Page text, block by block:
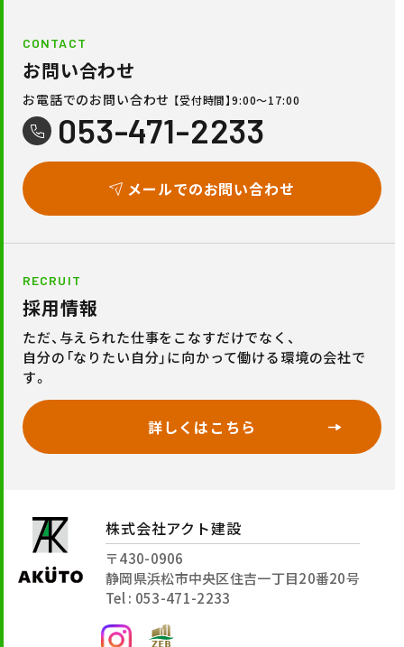
CONTACT
お問い合わせ
お電話でのお問い合わせ 【受付時間】9:00〜17:00
053-471-2233
メールでのお問い合わせ
RECRUIT
採用情報
ただ、与えられた仕事をこなすだけでなく、
自分の「なりたい自分」に向かって働ける環境の会社で
す。
詳しくはこちら
株式会社アクト建設
〒430-0906
静岡県浜松市中央区住吉一丁目20番20号
Tel : 053-471-2233